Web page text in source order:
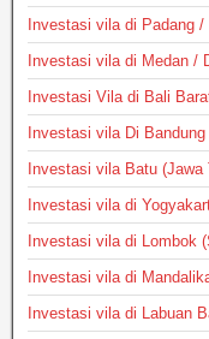
Investasi vila di Padang
Investasi vila di Medan /
Investasi Vila di Bali
Investasi vila Di Bandung
Investasi vila Batu (Jawa
Investasi vila di
Investasi vila di Lombok
Investasi vila di
Investasi vila di Labuan